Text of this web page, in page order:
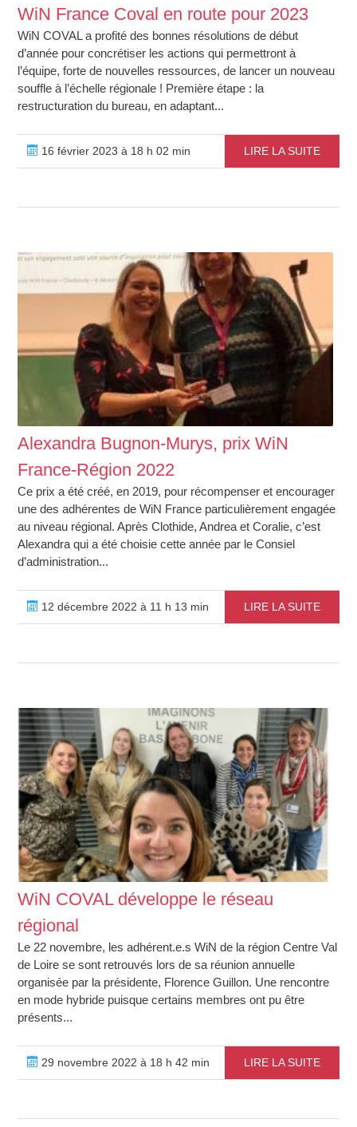
WiN France Coval en route pour 2023
WiN COVAL a profité des bonnes résolutions de début
d’année pour concrétiser les actions qui permettront à
l’équipe, forte de nouvelles ressources, de lancer un nouveau
souffle à l’échelle régionale ! Première étape : la
restructuration du bureau, en adaptant...
16 février 2023 à 18 h 02 min LIRE LA SUITE
Alexandra Bugnon-Murys, prix WiN
France-Région 2022
Ce prix a été créé, en 2019, pour récompenser et encourager
une des adhérentes de WiN France particulièrement engagée
au niveau régional. Après Clothide, Andrea et Coralie, c’est
Alexandra qui a été choisie cette année par le Consiel
d’administration...
12 décembre 2022 à 11 h 13 min LIRE LA SUITE
WiN COVAL développe le réseau
régional
Le 22 novembre, les adhérent.e.s WiN de la région Centre Val
de Loire se sont retrouvés lors de sa réunion annuelle
organisée par la présidente, Florence Guillon. Une rencontre
en mode hybride puisque certains membres ont pu être
présents...
29 novembre 2022 à 18 h 42 min LIRE LA SUITE